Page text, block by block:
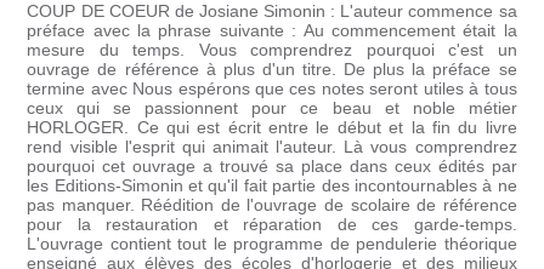
COUP DE COEUR de Josiane Simonin : L'auteur commence sa
préface avec la phrase suivante : Au commencement était la
mesure du temps. Vous comprendrez pourquoi c'est un
ouvrage de référence à plus d'un titre. De plus la préface se
termine avec Nous espérons que ces notes seront utiles à tous
ceux qui se passionnent pour ce beau et noble métier
HORLOGER. Ce qui est écrit entre le début et la fin du livre
rend visible l'esprit qui animait l'auteur. Là vous comprendrez
pourquoi cet ouvrage a trouvé sa place dans ceux édités par
les Editions-Simonin et qu'il fait partie des incontournables à ne
pas manquer. Réédition de l'ouvrage de scolaire de référence
pour la restauration et réparation de ces garde-temps.
L'ouvrage contient tout le programme de pendulerie théorique
enseigné aux élèves des écoles d'horlogerie et des milieux